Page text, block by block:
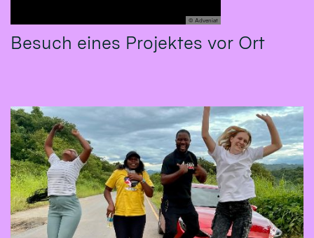
© Adveniat
Besuch eines Projektes vor Ort